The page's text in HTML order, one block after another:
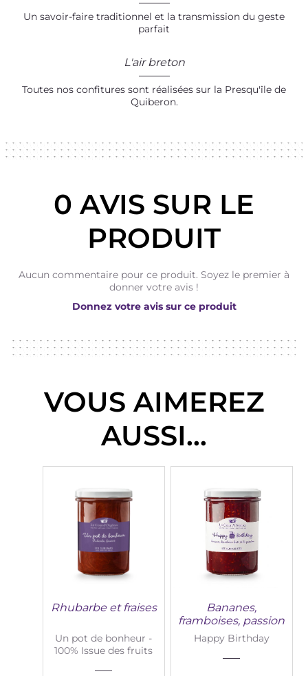
Un savoir-faire traditionnel et la transmission du geste
parfait
L'air breton
Toutes nos confitures sont réalisées sur la Presqu'île de
Quiberon.
0 AVIS SUR LE
PRODUIT
Aucun commentaire pour ce produit. Soyez le premier à
donner votre avis !
Donnez votre avis sur ce produit
VOUS AIMEREZ
AUSSI...
Rhubarbe et fraises
Un pot de bonheur -
100% Issue des fruits
Bananes,
framboises, passion
Happy Birthday